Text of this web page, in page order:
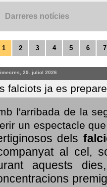
Darreres notícies
1 2 3 4 5 6 7
29. juliol 2026
falciots ja es
l'arribada de la
un espectacle
dels
al cel,
aquests